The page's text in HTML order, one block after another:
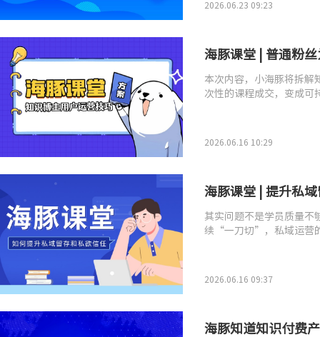
2026.06.23 09:23
海豚课堂 | 普通粉
本次内容，小海豚将拆解
次性的课程成交，变成可
2026.06.16 10:29
海豚课堂 | 提升私
其实问题不是学员质量
续“一刀切”，私域运营
2026.06.16 09:37
海豚知道知识付费